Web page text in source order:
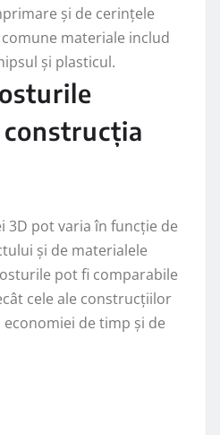
și de cerințele
materiale includ
și plasticul.
3D pot varia în funcție de
și de materialele
pot fi comparabile
cele ale construcțiilor
de timp și de